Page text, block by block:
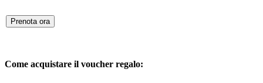
Prenota ora
Come acquistare il voucher regalo: